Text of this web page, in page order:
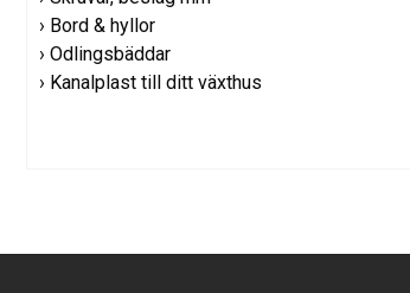
Bord & hyllor
Odlingsbäddar
Kanalplast till ditt växthus